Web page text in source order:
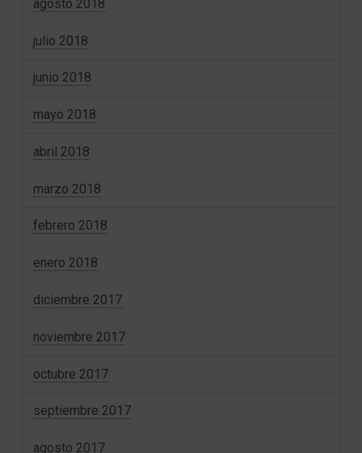
agosto 2018
julio 2018
junio 2018
mayo 2018
abril 2018
marzo 2018
febrero 2018
enero 2018
diciembre 2017
noviembre 2017
octubre 2017
septiembre 2017
agosto 2017